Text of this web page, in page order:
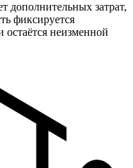
дополнительных затрат,
фиксируется
остаётся неизменной